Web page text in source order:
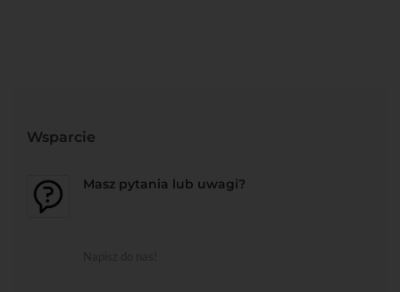
Wsparcie
Masz pytania lub uwagi?